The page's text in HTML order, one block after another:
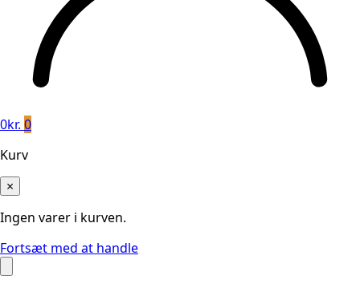
0kr. 0
Kurv
×
Ingen varer i kurven.
Fortsæt med at handle